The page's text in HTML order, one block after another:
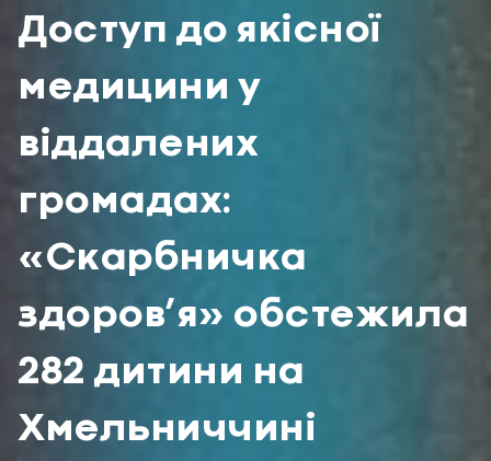
Доступ до якісної
медицини у
віддалених
громадах:
«Скарбничка
здоров’я» обстежила
282 дитини на
Хмельниччині